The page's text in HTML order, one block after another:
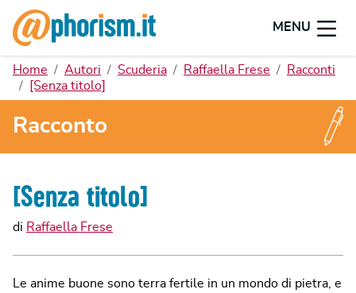
MENU
Home Autori Scuderia Raffaella Frese
Racconti
[Senza titolo]
Racconto
[Senza titolo]
di Raffaella Frese
Le anime buone sono terra fertile in un mondo di pietra, e